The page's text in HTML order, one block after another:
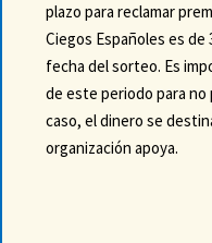
plazo para reclamar
Ciegos Españoles es de
fecha del sorteo. Es
de este periodo para
caso, el dinero se
organización apoya.